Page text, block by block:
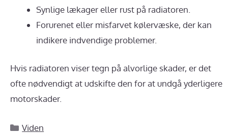
Synlige lækager eller rust på radiatoren.
Forurenet eller misfarvet kølervæske, der kan
indikere indvendige problemer.
Hvis radiatoren viser tegn på alvorlige skader, er det
ofte nødvendigt at udskifte den for at undgå yderligere
motorskader.
Kategorier
Viden